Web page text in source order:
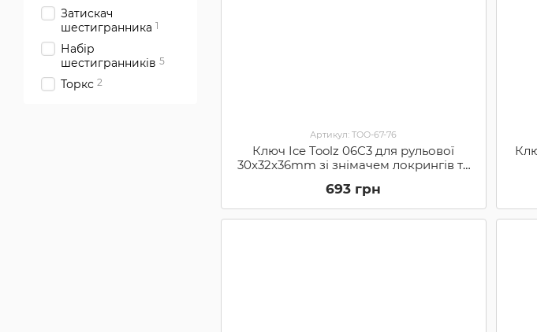
Артикул: TOO-67-76
Ключ Ice Toolz 06C3 для рульової
30x32x36mm зі знімачем локрингів та
693 грн
Затискач
шестигранника 1
Набір
шестигранників 5
Торкс 2